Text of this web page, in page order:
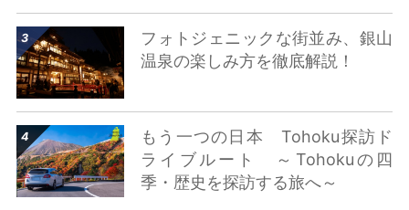
フォトジェニックな街並み、銀山
温泉の楽しみ方を徹底解説！
詳細はこちら
もう一つの日本 Tohoku探訪ド
ライブルート ～Tohokuの四
季・歴史を探訪する旅へ～
詳細はこちら